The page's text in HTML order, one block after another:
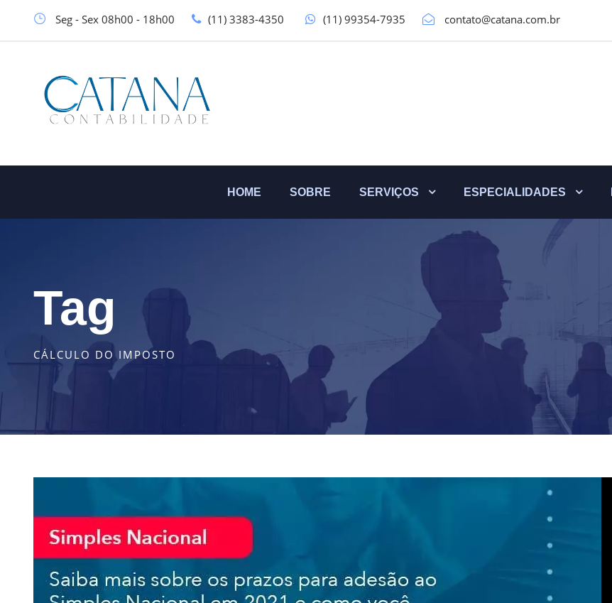
Seg - Sex 08h00 - 18h00 (11) 3383-4350 (11) 99354-7935 contato@catana.com.br
HOME SOBRE SERVIÇOS ESPECIALIDADES
Tag
CÁLCULO DO IMPOSTO